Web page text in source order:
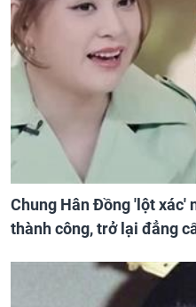
Chung Hân Đồng 'lột xác'
thành công, trở lại đẳng